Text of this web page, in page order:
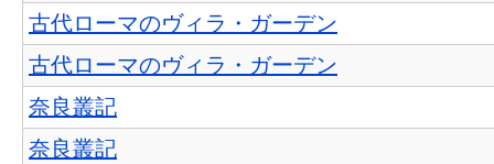
古代ローマのヴィラ・ガーデン
古代ローマのヴィラ・ガーデン
奈良叢記
奈良叢記